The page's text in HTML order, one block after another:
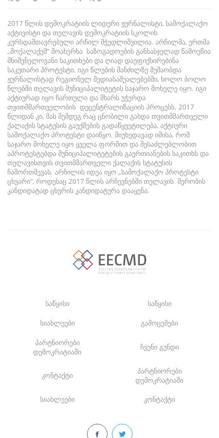
2017 წლის დემოკრატიის ლიდერი ჟურნალისტი, სამოქალაქო
აქტივისტი და თელავის დემოკრატიის სკოლის
კურსდამთავრებული არჩილ მჭედლიშვილია. არჩილმა, ერთმა
,,მოქალაქემ“ მოახერხა საზოგადოების განსასჯელად წამოეწია
მნიშვნელოვანი საკითხები და ღიად დაეფიქსირებინა
საკუთარი პროტესტი. იგი წლების მანძილზე მუშაობდა
ჟურნალისტად რეგიონულ მედიასაშუალებებში, ხოლო ბოლო
წლებში თელავის მუნიციპალიტეტის საჯარო მოხელე იყო. იგი
აქტიურად იყო ჩართული და მხარს უჭერდა
თვითმმართველობის დეცენტრალიზაციის პროცესს. 2017
წლიდან კი, მას შემდეგ რაც ცნობილი გახდა თვითმმართველი
ქალაქის სტატუსის გაუქმების გადაწყვეტილება, აქტიური
სამოქალაქო პროტესტი დაიწყო. მიუხედავად იმისა, რომ
საჯარო მოხელე იყო ყველა ფორმით და შესაძლებლობით
აპროტესტებდა მუნიციპალიტეტების გაერთიანების საკითხს და
თელავისთვის თვითმმართველი ქალაქის სტატუსის
ჩამორთმევას. არჩილის იდეა იყო „სამოქალაქო პროტესტი
ცხვარი“, როდესაც 2017 წლის არჩევნებში თელავის მერობის
კანდიდატად ცხვრის კანდიდატურა დააყენა.
საწყისი საწყისი
სიახლეები გამოცემები
პარტნიორები
დემოკრატიაში
ჩვენი გუნდი
კონტაქტი
პარტნიორები
დემოკრატიაში
სიახლეები კონტაქტი